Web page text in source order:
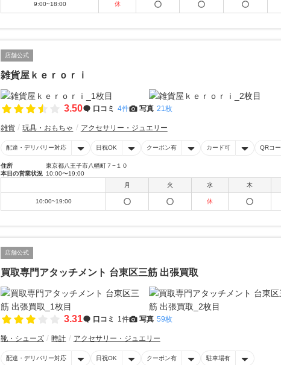
9:00~18:00 休
店舗公式
雑貨屋ｋｅｒｏｒｉ
3.50 口コミ 4件 写真 21枚
雑貨 玩具・おもちゃ アクセサリー・ジュエリー
配達・デリバリー対応 日祝OK クーポン有 カード可 QRコ
住所
東京都八王子市八幡町７−１０
本日の営業状況 10:00〜19:00
月
火 水 木
10:00~19:00 休
店舗公式
買取専門アタッチメント 台東区三筋 出張買取
3.31 口コミ 1件 写真 59枚
靴・シューズ 時計 アクセサリー・ジュエリー
配達・デリバリー対応 日祝OK クーポン有 駐車場有